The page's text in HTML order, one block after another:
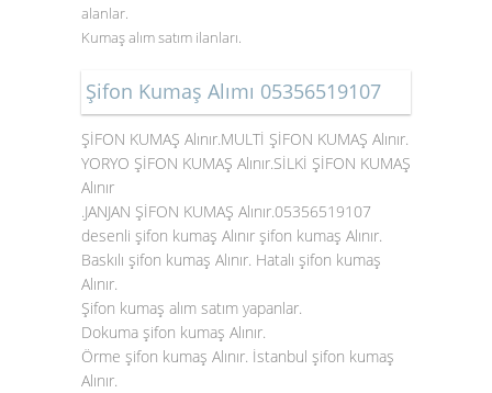
alanlar.
Kumaş alım satım ilanları.
Şifon Kumaş Alımı 05356519107
ŞİFON KUMAŞ Alınır.MULTİ ŞİFON KUMAŞ Alınır.
YORYO ŞİFON KUMAŞ Alınır.SİLKİ ŞİFON KUMAŞ
Alınır
.JANJAN ŞİFON KUMAŞ Alınır.05356519107
desenli şifon kumaş Alınır şifon kumaş Alınır.
Baskılı şifon kumaş Alınır. Hatalı şifon kumaş
Alınır.
Şifon kumaş alım satım yapanlar.
Dokuma şifon kumaş Alınır.
Örme şifon kumaş Alınır. İstanbul şifon kumaş
Alınır.